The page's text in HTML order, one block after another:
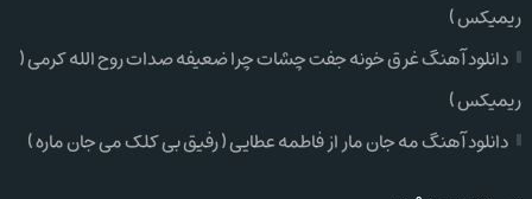
ریمیکس )
دانلود آهنگ غرق خونه جفت چشات چرا ضعیفه صدات روح الله کرمی (
ریمیکس )
دانلود آهنگ مه جان مار از فاطمه عطایی ( رفیق بی کلک می جان ماره )